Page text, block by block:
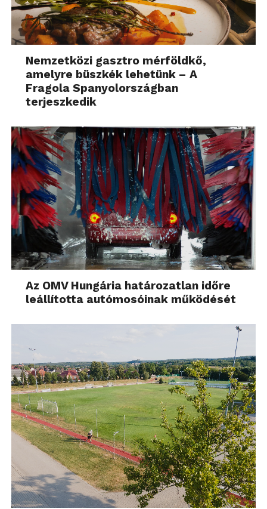
Nemzetközi gasztro mérföldkő,
amelyre büszkék lehetünk – A
Fragola Spanyolországban
terjeszkedik
Az OMV Hungária határozatlan időre
leállította autómosóinak működését